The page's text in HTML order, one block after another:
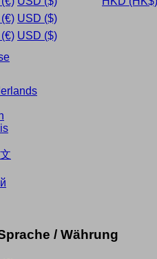
(€) USD ($)
(€) USD ($)
/ Währung